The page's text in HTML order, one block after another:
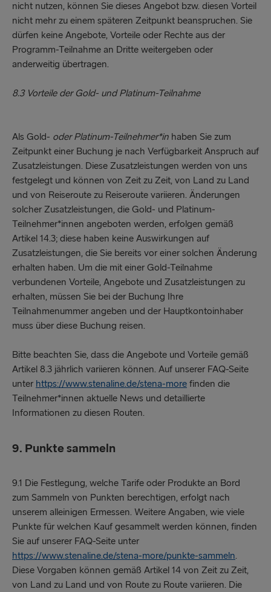
nicht nutzen, können Sie dieses Angebot bzw. diesen Vorteil
nicht mehr zu einem späteren Zeitpunkt beanspruchen. Sie
dürfen keine Angebote, Vorteile oder Rechte aus der
Programm-Teilnahme an Dritte weitergeben oder
anderweitig übertragen.
8.3 Vorteile der Gold- und Platinum-Teilnahme
Als Gold- oder Platinum-Teilnehmer*in haben Sie zum
Zeitpunkt einer Buchung je nach Verfügbarkeit Anspruch auf
Zusatzleistungen. Diese Zusatzleistungen werden von uns
festgelegt und können von Zeit zu Zeit, von Land zu Land
und von Reiseroute zu Reiseroute variieren. Änderungen
solcher Zusatzleistungen, die Gold- und Platinum-
Teilnehmer*innen angeboten werden, erfolgen gemäß
Artikel 14.3; diese haben keine Auswirkungen auf
Zusatzleistungen, die Sie bereits vor einer solchen Änderung
erhalten haben. Um die mit einer Gold-Teilnahme
verbundenen Vorteile, Angebote und Zusatzleistungen zu
erhalten, müssen Sie bei der Buchung Ihre
Teilnahmenummer angeben und der Hauptkontoinhaber
muss über diese Buchung reisen.
Bitte beachten Sie, dass die Angebote und Vorteile gemäß
Artikel 8.3 jährlich variieren können. Auf unserer FAQ-Seite
unter https://www.stenaline.de/stena-more finden die
Teilnehmer*innen aktuelle News und detaillierte
Informationen zu diesen Routen.
9. Punkte sammeln
9.1 Die Festlegung, welche Tarife oder Produkte an Bord
zum Sammeln von Punkten berechtigen, erfolgt nach
unserem alleinigen Ermessen. Weitere Angaben, wie viele
Punkte für welchen Kauf gesammelt werden können, finden
Sie auf unserer FAQ-Seite unter
https://www.stenaline.de/stena-more/punkte-sammeln.
Diese Vorgaben können gemäß Artikel 14 von Zeit zu Zeit,
von Land zu Land und von Route zu Route variieren. Die